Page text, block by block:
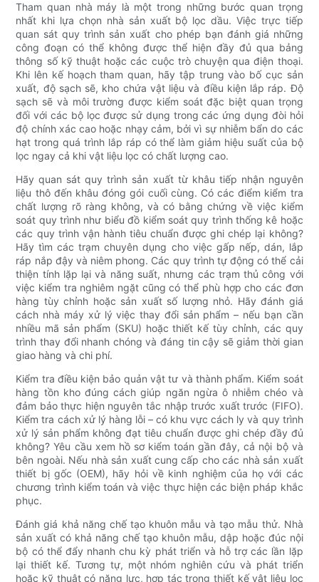
Tham quan nhà máy là một trong những bước quan trọng
nhất khi lựa chọn nhà sản xuất bộ lọc dầu. Việc trực tiếp
quan sát quy trình sản xuất cho phép bạn đánh giá những
công đoạn có thể không được thể hiện đầy đủ qua bảng
thông số kỹ thuật hoặc các cuộc trò chuyện qua điện thoại.
Khi lên kế hoạch tham quan, hãy tập trung vào bố cục sản
xuất, độ sạch sẽ, kho chứa vật liệu và điều kiện lắp ráp. Độ
sạch sẽ và môi trường được kiểm soát đặc biệt quan trọng
đối với các bộ lọc được sử dụng trong các ứng dụng đòi hỏi
độ chính xác cao hoặc nhạy cảm, bởi vì sự nhiễm bẩn do các
hạt trong quá trình lắp ráp có thể làm giảm hiệu suất của bộ
lọc ngay cả khi vật liệu lọc có chất lượng cao.
Hãy quan sát quy trình sản xuất từ ​​khâu tiếp nhận nguyên
liệu thô đến khâu đóng gói cuối cùng. Có các điểm kiểm tra
chất lượng rõ ràng không, và có bằng chứng về việc kiểm
soát quy trình như biểu đồ kiểm soát quy trình thống kê hoặc
các quy trình vận hành tiêu chuẩn được ghi chép lại không?
Hãy tìm các trạm chuyên dụng cho việc gấp nếp, dán, lắp
ráp nắp đậy và niêm phong. Các quy trình tự động có thể cải
thiện tính lặp lại và năng suất, nhưng các trạm thủ công với
việc kiểm tra nghiêm ngặt cũng có thể phù hợp cho các đơn
hàng tùy chỉnh hoặc sản xuất số lượng nhỏ. Hãy đánh giá
cách nhà máy xử lý việc thay đổi sản phẩm – nếu bạn cần
nhiều mã sản phẩm (SKU) hoặc thiết kế tùy chỉnh, các quy
trình thay đổi nhanh chóng và đáng tin cậy sẽ giảm thời gian
giao hàng và chi phí.
Kiểm tra điều kiện bảo quản vật tư và thành phẩm. Kiểm soát
hàng tồn kho đúng cách giúp ngăn ngừa ô nhiễm chéo và
đảm bảo thực hiện nguyên tắc nhập trước xuất trước (FIFO).
Kiểm tra cách xử lý hàng lỗi – có khu vực cách ly và quy trình
xử lý sản phẩm không đạt tiêu chuẩn được ghi chép đầy đủ
không? Yêu cầu xem hồ sơ kiểm toán gần đây, cả nội bộ và
bên ngoài. Nếu nhà sản xuất cung cấp cho các nhà sản xuất
thiết bị gốc (OEM), hãy hỏi về kinh nghiệm của họ với các
chương trình kiểm toán và việc thực hiện các biện pháp khắc
phục.
Đánh giá khả năng chế tạo khuôn mẫu và tạo mẫu thử. Nhà
sản xuất có khả năng chế tạo khuôn mẫu, dập hoặc đúc nội
bộ có thể đẩy nhanh chu kỳ phát triển và hỗ trợ các lần lặp
lại thiết kế. Tương tự, một nhóm nghiên cứu và phát triển
hoặc kỹ thuật có năng lực, hợp tác trong thiết kế vật liệu lọc